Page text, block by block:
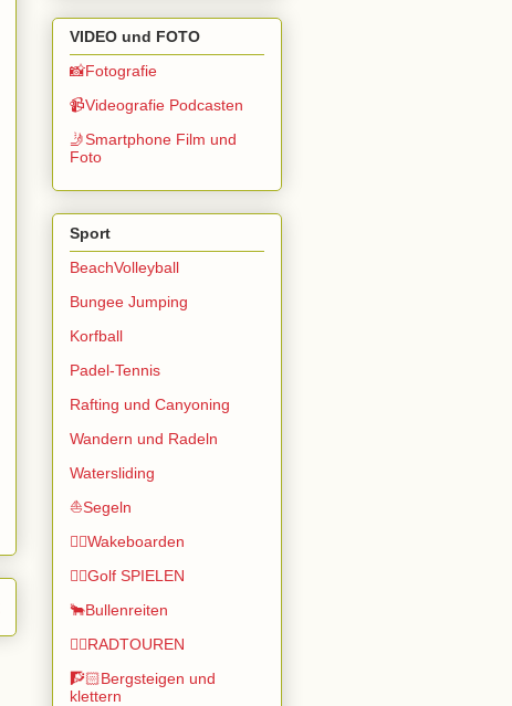
VIDEO und FOTO
📸Fotografie
📹Videografie Podcasten
🤳Smartphone Film und
Foto
Sport
BeachVolleyball
Bungee Jumping
Korfball
Padel-Tennis
Rafting und Canyoning
Wandern und Radeln
Watersliding
⛵Segeln
🏄🏽Wakeboarden
🏌️‍♂️Golf SPIELEN
🐂Bullenreiten
🚴‍♂️RADTOUREN
🧗🏻Bergsteigen und
klettern